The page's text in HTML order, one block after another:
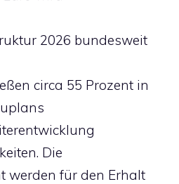
2026 bundesweit
circa 55 Prozent in
Die
werden für den Erhalt